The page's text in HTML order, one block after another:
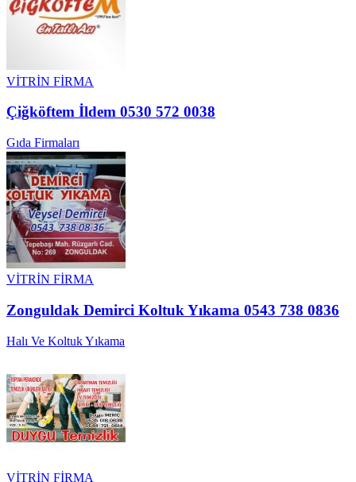
VİTRİN FİRMA
Çiğköftem İldem 0530 572 0038
Gıda Firmaları
VİTRİN FİRMA
Zonguldak Demirci Koltuk Yıkama 0543 738 0836
Halı Ve Koltuk Yıkama
VİTRİN FİRMA